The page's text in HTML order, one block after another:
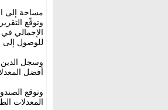
مساحة إلى
للوصول إلى
أفضل
وتوقع
المعدلات